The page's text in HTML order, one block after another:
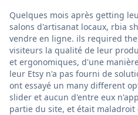
Quelques mois après getting
salons d'artisanat locaux, rbia
vendre en ligne. ils required
visiteurs la qualité de leur
et ergonomiques, d'une
leur Etsy n'a pas fourni de
ont essayé un many different
slider et aucun d'entre eux
partie du site, et était